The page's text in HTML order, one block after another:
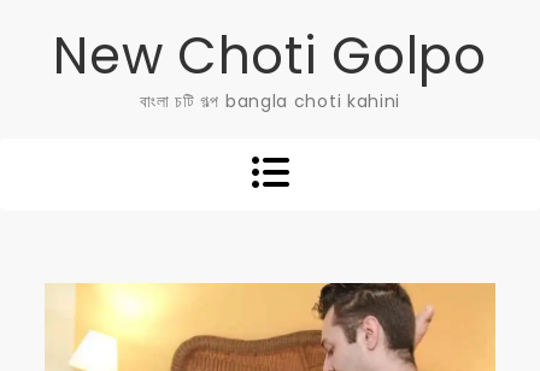
New Choti Golpo
বাংলা চটি গল্প bangla choti kahini